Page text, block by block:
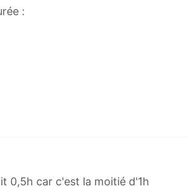
:
0,5h car c'est la moitié d'1h